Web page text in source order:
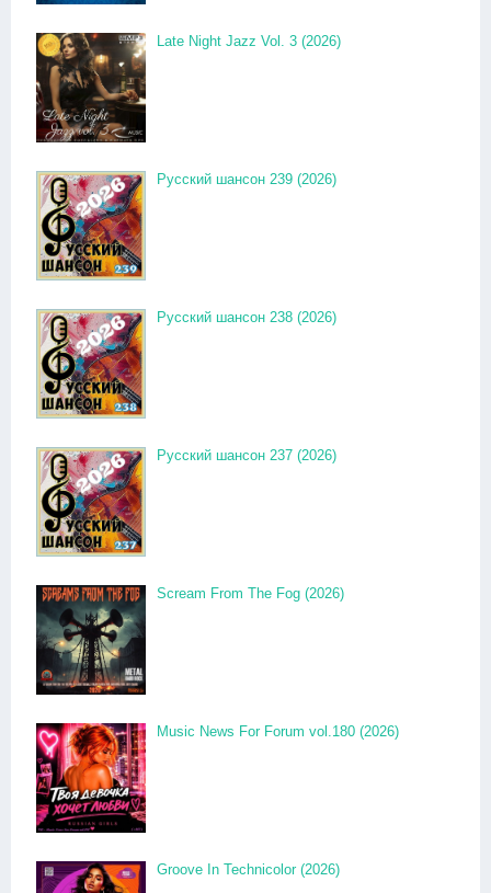
Late Night Jazz Vol. 3 (2026)
Русский шансон 239 (2026)
Русский шансон 238 (2026)
Русский шансон 237 (2026)
Scream From The Fog (2026)
Music News For Forum vol.180 (2026)
Groove In Technicolor (2026)